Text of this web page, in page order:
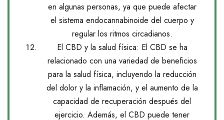
en algunas personas, ya que puede afectar
el sistema endocannabinoide del cuerpo y
regular los ritmos circadianos.
El CBD y la salud física: El CBD se ha
relacionado con una variedad de beneficios
para la salud física, incluyendo la reducción
del dolor y la inflamación, y el aumento de la
capacidad de recuperación después del
ejercicio. Además, el CBD puede tener